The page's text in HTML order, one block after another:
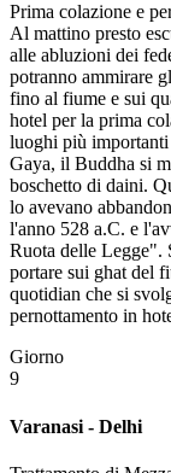
Prima colazione e
Al mattino presto
alle abluzioni dei
potranno ammirare
fino al fiume e sui
hotel per la prima
luoghi più
Gaya, il Buddha si
boschetto di daini.
lo avevano
l'anno 528 a.C. e
Ruota delle Legge".
portare sui ghat del
quotidian che si
pernottamento in
Giorno
9
Varanasi - Delhi